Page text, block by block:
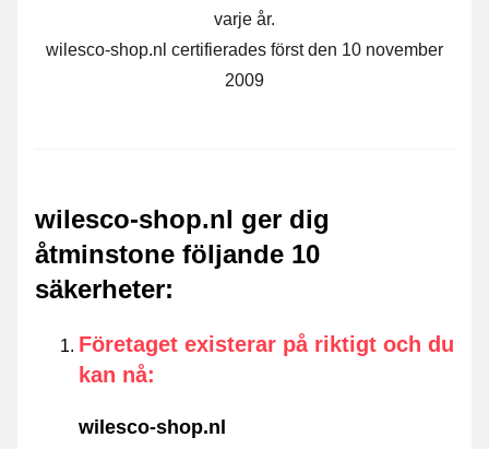
varje år.
wilesco-shop.nl certifierades först den 10 november
2009
wilesco-shop.nl ger dig
åtminstone följande 10
säkerheter:
Företaget existerar på riktigt och du
kan nå:
wilesco-shop.nl